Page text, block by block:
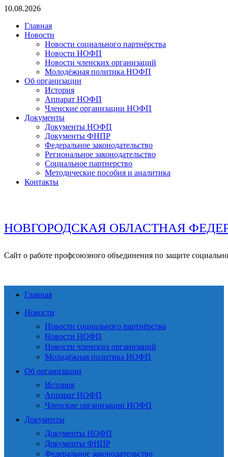
Перейти
содержимому
10.08.2026
Главная
Новости
Новости социального партнёрства
Новости НОФП
Новости членских организаций
Молодёжная политика НОФП
Об организации
История
Аппарат НОФП
Членские организации НОФП
Документы
Документы НОФП
Документы ФНПР
Федеральное законодательство
Региональное законодательство
Социальное партнерство
Методические пособия и аналитика
Контакты
НОВГОРОДСКАЯ ОБЛАСТНАЯ
Сайт о работе профсоюзного объединения по защите
Главная
Новости
Новости социального партнёрства
Новости НОФП
Новости членских организаций
Молодёжная политика НОФП
Об организации
История
Аппарат НОФП
Членские организации НОФП
Документы
Документы НОФП
Документы ФНПР
Федеральное законодательство